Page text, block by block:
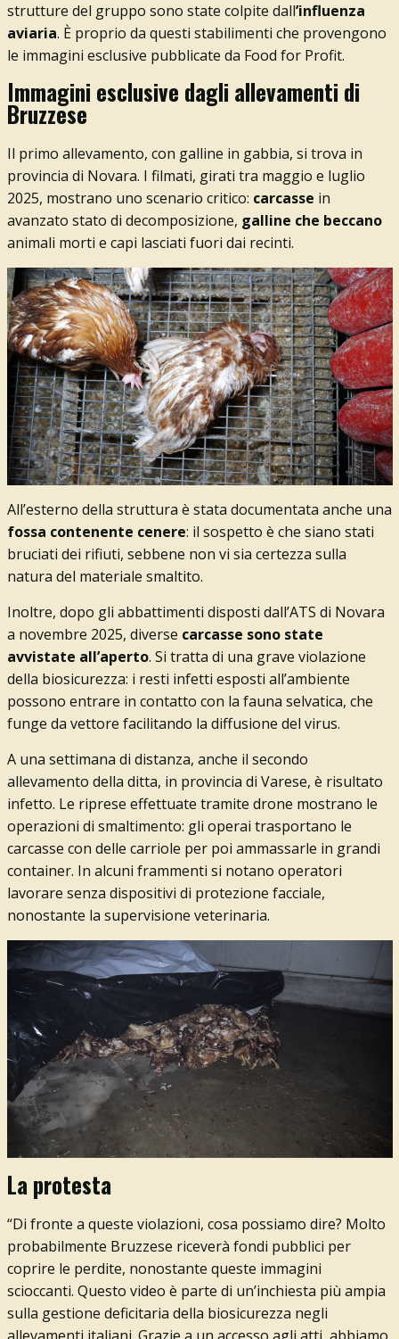
strutture del gruppo sono state colpite dall’influenza
aviaria. È proprio da questi stabilimenti che provengono
le immagini esclusive pubblicate da Food for Profit.
Immagini esclusive dagli allevamenti di
Bruzzese
Il primo allevamento, con galline in gabbia, si trova in
provincia di Novara. I filmati, girati tra maggio e luglio
2025, mostrano uno scenario critico: carcasse in
avanzato stato di decomposizione, galline che beccano
animali morti e capi lasciati fuori dai recinti.
All’esterno della struttura è stata documentata anche una
fossa contenente cenere: il sospetto è che siano stati
bruciati dei rifiuti, sebbene non vi sia certezza sulla
natura del materiale smaltito.
Inoltre, dopo gli abbattimenti disposti dall’ATS di Novara
a novembre 2025, diverse carcasse sono state
avvistate all’aperto. Si tratta di una grave violazione
della biosicurezza: i resti infetti esposti all’ambiente
possono entrare in contatto con la fauna selvatica, che
funge da vettore facilitando la diffusione del virus.
A una settimana di distanza, anche il secondo
allevamento della ditta, in provincia di Varese, è risultato
infetto. Le riprese effettuate tramite drone mostrano le
operazioni di smaltimento: gli operai trasportano le
carcasse con delle carriole per poi ammassarle in grandi
container. In alcuni frammenti si notano operatori
lavorare senza dispositivi di protezione facciale,
nonostante la supervisione veterinaria.
La protesta
“Di fronte a queste violazioni, cosa possiamo dire? Molto
probabilmente Bruzzese riceverà fondi pubblici per
coprire le perdite, nonostante queste immagini
scioccanti. Questo video è parte di un’inchiesta più ampia
sulla gestione deficitaria della biosicurezza negli